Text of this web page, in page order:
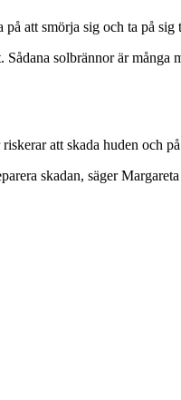
att smörja sig och ta på
solbrännor är många
att skada huden och
skadan, säger